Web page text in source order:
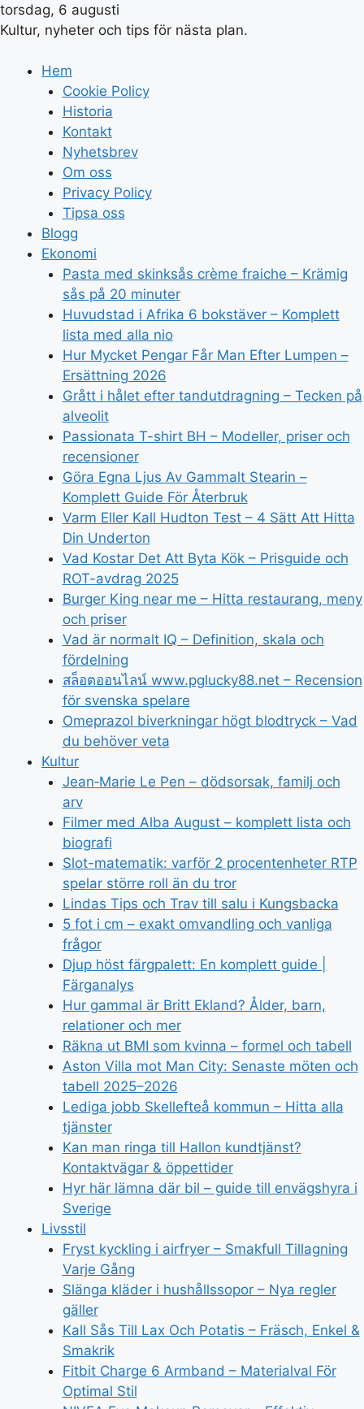
torsdag, 6 augusti
Kultur, nyheter och tips för nästa plan.
Hem
Cookie Policy
Historia
Kontakt
Nyhetsbrev
Om oss
Privacy Policy
Tipsa oss
Blogg
Ekonomi
Pasta med skinksås crème fraiche – Krämig
sås på 20 minuter
Huvudstad i Afrika 6 bokstäver – Komplett
lista med alla nio
Hur Mycket Pengar Får Man Efter Lumpen –
Ersättning 2026
Grått i hålet efter tandutdragning – Tecken på
alveolit
Passionata T-shirt BH – Modeller, priser och
recensioner
Göra Egna Ljus Av Gammalt Stearin –
Komplett Guide För Återbruk
Varm Eller Kall Hudton Test – 4 Sätt Att Hitta
Din Underton
Vad Kostar Det Att Byta Kök – Prisguide och
ROT-avdrag 2025
Burger King near me – Hitta restaurang, meny
och priser
Vad är normalt IQ – Definition, skala och
fördelning
สล็อตออนไลน์ www.pglucky88.net – Recension
för svenska spelare
Omeprazol biverkningar högt blodtryck – Vad
du behöver veta
Kultur
Jean‑Marie Le Pen – dödsorsak, familj och
arv
Filmer med Alba August – komplett lista och
biografi
Slot-matematik: varför 2 procentenheter RTP
spelar större roll än du tror
Lindas Tips och Trav till salu i Kungsbacka
5 fot i cm – exakt omvandling och vanliga
frågor
Djup höst färgpalett: En komplett guide |
Färganalys
Hur gammal är Britt Ekland? Ålder, barn,
relationer och mer
Räkna ut BMI som kvinna – formel och tabell
Aston Villa mot Man City: Senaste möten och
tabell 2025–2026
Lediga jobb Skellefteå kommun – Hitta alla
tjänster
Kan man ringa till Hallon kundtjänst?
Kontaktvägar & öppettider
Hyr här lämna där bil – guide till envägshyra i
Sverige
Livsstil
Fryst kyckling i airfryer – Smakfull Tillagning
Varje Gång
Slänga kläder i hushållssopor – Nya regler
gäller
Kall Sås Till Lax Och Potatis – Fräsch, Enkel &
Smakrik
Fitbit Charge 6 Armband – Materialval För
Optimal Stil